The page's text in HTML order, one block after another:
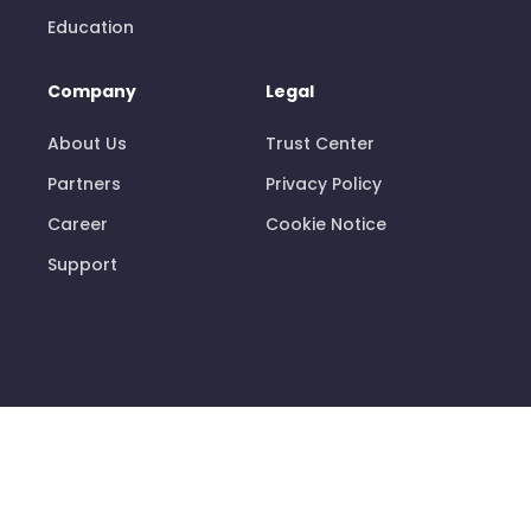
Education
Company
About Us
Partners
Career
Support
Legal
Trust Center
Privacy Policy
Cookie Notice